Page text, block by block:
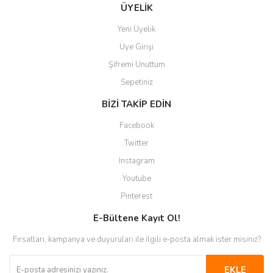
Gönder
ÜYELİK
Yeni Üyelik
Üye Girişi
Şifremi Unuttum
Sepetiniz
BİZİ TAKİP EDİN
Facebook
Twitter
Instagram
Youtube
Pinterest
E-Bültene Kayıt Ol!
Fırsatları, kampanya ve duyuruları ile ilgili e-posta almak ister misiniz?
EKLE